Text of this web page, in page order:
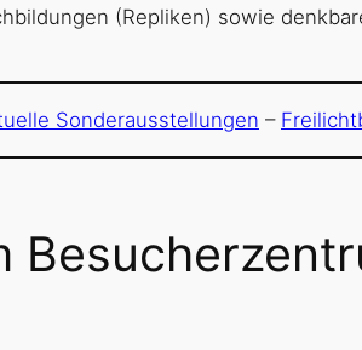
(Repliken) sowie
Sonderausstellungen –